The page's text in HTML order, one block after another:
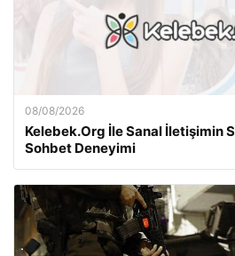
08/08/2026
Kelebek.Org İle Sanal İletişimin
Sohbet Deneyimi